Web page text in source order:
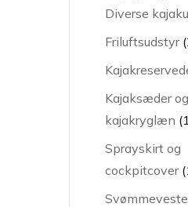
Diverse
Friluftsudstyr
Kajaksæder og
kajakryglæn
Sprayskirt og
cockpitcover
Svømmeveste